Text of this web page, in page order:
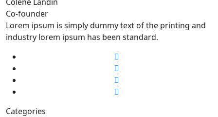
Co-founder
Lorem ipsum is simply dummy text of the printing and
industry lorem ipsum has been standard.
Categories